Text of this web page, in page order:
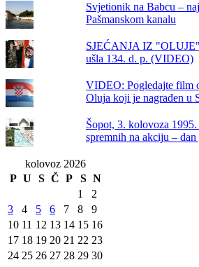
Svjetionik na Babcu –
Pašmanskom kanalu
SJEĆANJA IZ
ušla 134. d. p. (VIDEO)
VIDEO: Pogledajte film
Oluja koji je nagrađen u
Šopot, 3. kolovoza
spremnih na akciju –
kolovoz 2026
P U S Č P S N
1
2
3
4 5 6 7 8
9
10 11 12 13 14 15 16
17 18 19 20 21 22 23
24 25 26 27 28 29 30